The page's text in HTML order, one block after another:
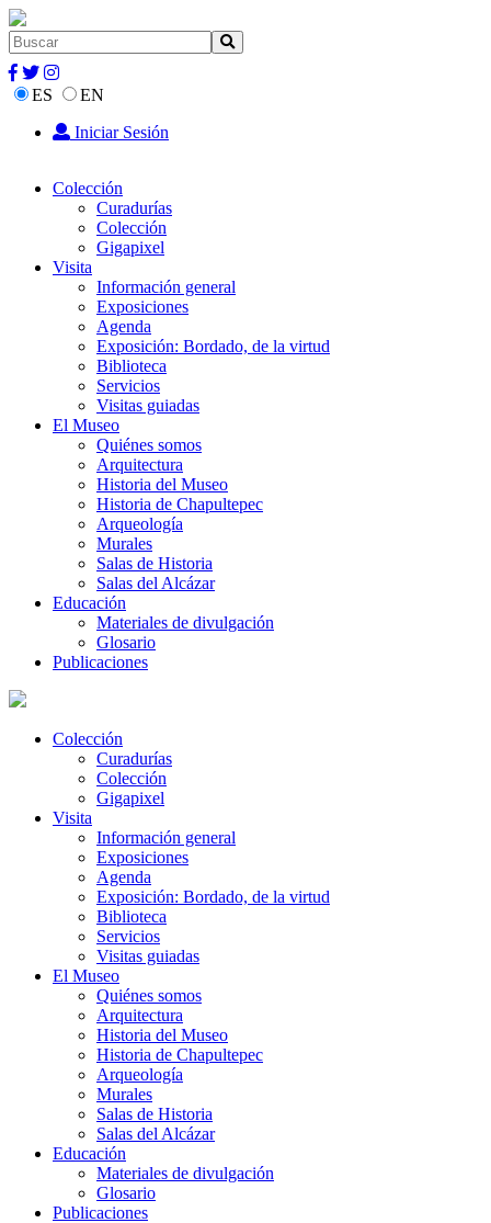
ES
EN
Iniciar Sesión
Colección
Curadurías
Colección
Gigapixel
Visita
Información general
Exposiciones
Agenda
Exposición: Bordado, de la virtud
Biblioteca
Servicios
Visitas guiadas
El Museo
Quiénes somos
Arquitectura
Historia del Museo
Historia de Chapultepec
Arqueología
Murales
Salas de Historia
Salas del Alcázar
Educación
Materiales de divulgación
Glosario
Publicaciones
Colección
Curadurías
Colección
Gigapixel
Visita
Información general
Exposiciones
Agenda
Exposición: Bordado, de la virtud
Biblioteca
Servicios
Visitas guiadas
El Museo
Quiénes somos
Arquitectura
Historia del Museo
Historia de Chapultepec
Arqueología
Murales
Salas de Historia
Salas del Alcázar
Educación
Materiales de divulgación
Glosario
Publicaciones